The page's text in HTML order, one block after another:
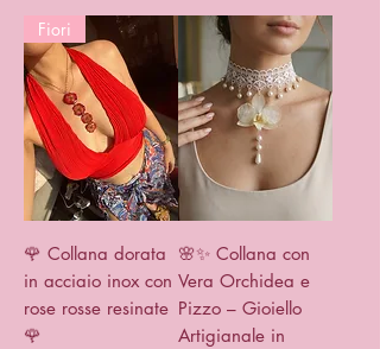
Fiori
🌹 Collana dorata
in acciaio inox con
rose rosse resinate
🌹
🌸✨ Collana con
Vera Orchidea e
Pizzo – Gioiello
Artigianale in